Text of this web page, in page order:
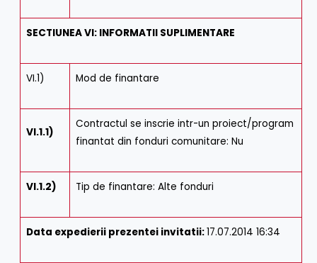
SECTIUNEA VI: INFORMATII SUPLIMENTARE
VI.1) Mod de finantare
VI.1.1)
Contractul se inscrie intr-un proiect/program
finantat din fonduri comunitare: Nu
VI.1.2) Tip de finantare: Alte fonduri
Data expedierii prezentei invitatii:17.07.2014 16:34